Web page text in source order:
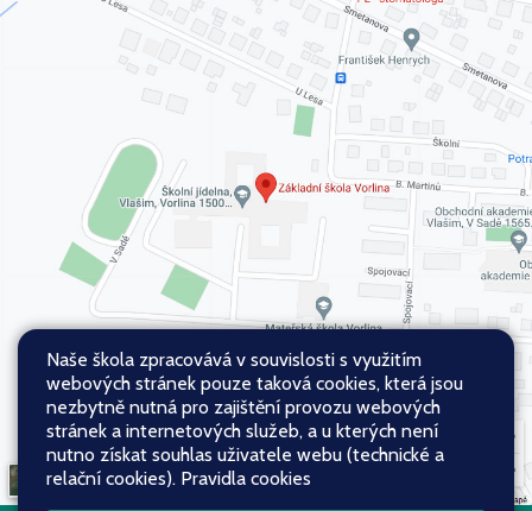
Naše škola zpracovává v souvislosti s využitím
webových stránek pouze taková cookies, která jsou
nezbytně nutná pro zajištění provozu webových
stránek a internetových služeb, a u kterých není
nutno získat souhlas uživatele webu (technické a
relační cookies). Pravidla cookies